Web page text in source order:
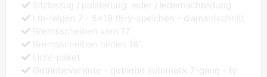
Sitzbezug / polsterung: leder / ledernachbildung
Lm-felgen 7 - 5x19 (5-y-speichen - diamantschnitt
Bremsscheiben vorn 17`
Bremsscheiben hinten 16`
Licht-paket
Getriebevariante - getriebe automatik 7-gang - ty